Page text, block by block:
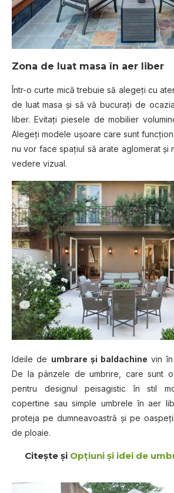
Zona de luat masa în aer liber
Într-o curte mică trebuie să alegeţi cu
de luat masa şi să vă bucuraţi de
liber. Evitaţi piesele de mobilier
Alegeţi modele uşoare care sunt
nu vor face spaţiul să arate aglomerat şi
vedere vizual.
Ideile de umbrare şi baldachine vin în
De la pânzele de umbrire, care sunt
pentru designul peisagistic în stil
copertine sau simple umbrele în aer
proteja pe dumneavoastră şi pe
de ploaie.
Citeşte şi Opţiuni şi idei de